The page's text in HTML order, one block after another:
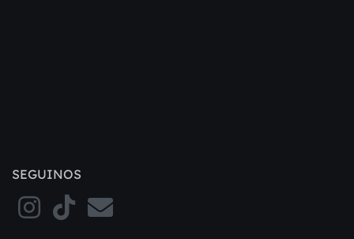
SEGUINOS